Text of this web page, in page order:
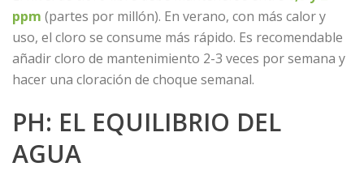
ppm (partes por millón). En verano, con más calor y
uso, el cloro se consume más rápido. Es recomendable
añadir cloro de mantenimiento 2-3 veces por semana y
hacer una cloración de choque semanal.
PH: EL EQUILIBRIO DEL
AGUA